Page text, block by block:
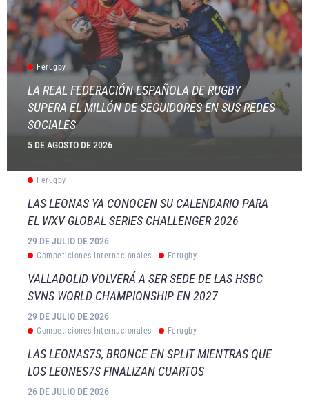
Ferugby
LA REAL FEDERACIÓN ESPAÑOLA DE RUGBY
SUPERA EL MILLÓN DE SEGUIDORES EN SUS REDES
SOCIALES
5 DE AGOSTO DE 2026
Ferugby
LAS LEONAS YA CONOCEN SU CALENDARIO PARA
EL WXV GLOBAL SERIES CHALLENGER 2026
29 DE JULIO DE 2026
Competiciones Internacionales Ferugby
VALLADOLID VOLVERÁ A SER SEDE DE LAS HSBC
SVNS WORLD CHAMPIONSHIP EN 2027
29 DE JULIO DE 2026
Competiciones Internacionales Ferugby
LAS LEONAS7S, BRONCE EN SPLIT MIENTRAS QUE
LOS LEONES7S FINALIZAN CUARTOS
26 DE JULIO DE 2026